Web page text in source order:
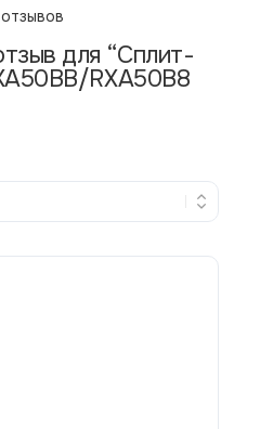
для “Сплит-
RXA50B8